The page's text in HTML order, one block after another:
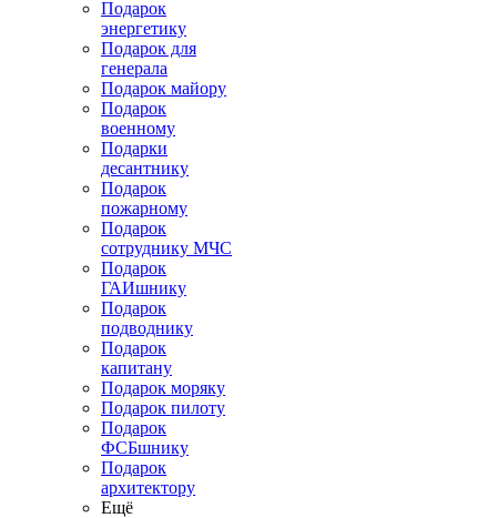
Подарок
энергетику
Подарок для
генерала
Подарок майору
Подарок
военному
Подарки
десантнику
Подарок
пожарному
Подарок
сотруднику МЧС
Подарок
ГАИшнику
Подарок
подводнику
Подарок
капитану
Подарок моряку
Подарок пилоту
Подарок
ФСБшнику
Подарок
архитектору
Ещё